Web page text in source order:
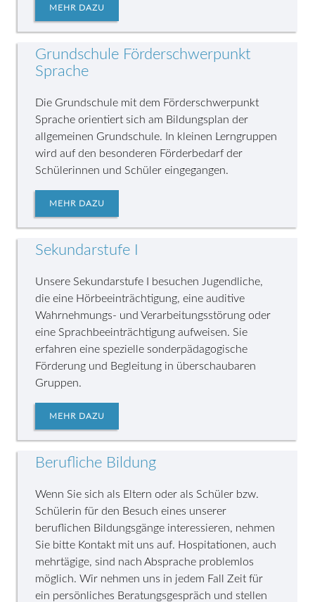
MEHR DAZU
Grundschule Förderschwerpunkt
Sprache
Die Grundschule mit dem Förderschwerpunkt
Sprache orientiert sich am Bildungsplan der
allgemeinen Grundschule. In kleinen Lerngruppen
wird auf den besonderen Förderbedarf der
Schülerinnen und Schüler eingegangen.
MEHR DAZU
Sekundarstufe I
Unsere Sekundarstufe I besuchen Jugendliche,
die eine Hörbeeinträchtigung, eine auditive
Wahrnehmungs- und Verarbeitungsstörung oder
eine Sprachbeeinträchtigung aufweisen. Sie
erfahren eine spezielle sonderpädagogische
Förderung und Begleitung in überschaubaren
Gruppen.
MEHR DAZU
Berufliche Bildung
Wenn Sie sich als Eltern oder als Schüler bzw.
Schülerin für den Besuch eines unserer
beruflichen Bildungsgänge interessieren, nehmen
Sie bitte Kontakt mit uns auf. Hospitationen, auch
mehrtägige, sind nach Absprache problemlos
möglich. Wir nehmen uns in jedem Fall Zeit für
ein persönliches Beratungsgespräch und stellen